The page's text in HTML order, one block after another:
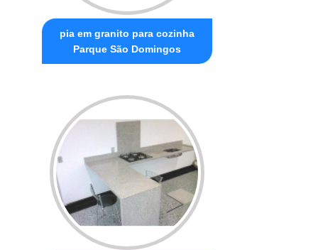
pia em granito para cozinha
Parque São Domingos